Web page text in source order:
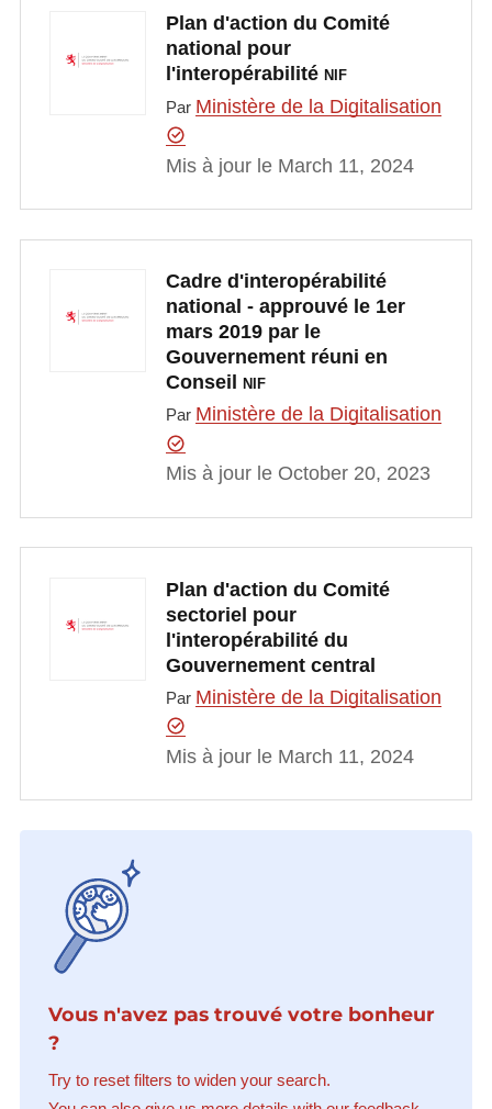
Plan d'action du Comité
national pour
l'interopérabilité NIF
Par Ministère de la Digitalisation
Mis à jour le March 11, 2024
Cadre d'interopérabilité
national - approuvé le 1er
mars 2019 par le
Gouvernement réuni en
Conseil NIF
Par Ministère de la Digitalisation
Mis à jour le October 20, 2023
Plan d'action du Comité
sectoriel pour
l'interopérabilité du
Gouvernement central
Par Ministère de la Digitalisation
Mis à jour le March 11, 2024
Vous n'avez pas trouvé votre bonheur
?
Try to reset filters to widen your search.